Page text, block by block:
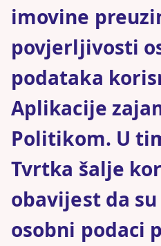
imovine
povjerljivosti
podataka
Aplikacije
Politikom. U
Tvrtka šalje
obavijest da
osobni podaci